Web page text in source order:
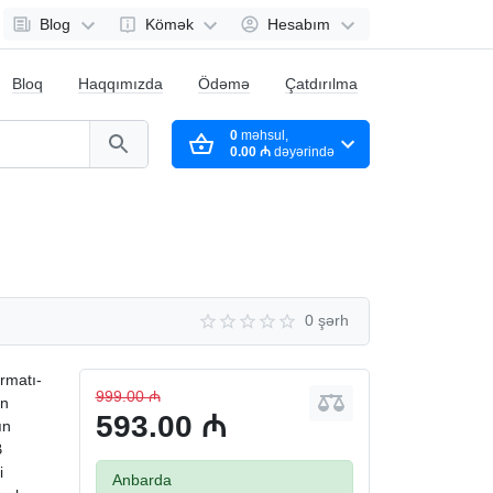
Blog Kömək Hesabım
Bloq Haqqımızda Ödəmə Çatdırılma
0məhsul,
0.00 ₼dəyərində
0 şərh
999.00 ₼
593.00 ₼
Anbarda